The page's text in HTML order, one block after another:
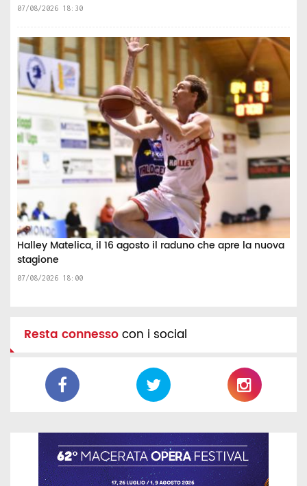
07/08/2026 18:30
Halley Matelica, il 16 agosto il raduno che apre la nuova
stagione
07/08/2026 18:00
Resta connessocon i social